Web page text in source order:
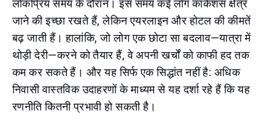
लोकप्रिय समय के दौरान। इस समय कई लोग काकेशस क्षेत्र
जाने की इच्छा रखते हैं, लेकिन एयरलाइन और होटल की कीमतें
बढ़ जाती हैं। हालांकि, जो लोग एक छोटा सा बदलाव—यात्रा में
थोड़ी देरी—करने को तैयार हैं, वे अपनी खर्चों को काफी हद तक
कम कर सकते हैं। और यह सिर्फ एक सिद्धांत नहीं है: अधिक
निवासी वास्तविक उदाहरणों के माध्यम से यह दर्शा रहे हैं कि यह
रणनीति कितनी प्रभावी हो सकती है।